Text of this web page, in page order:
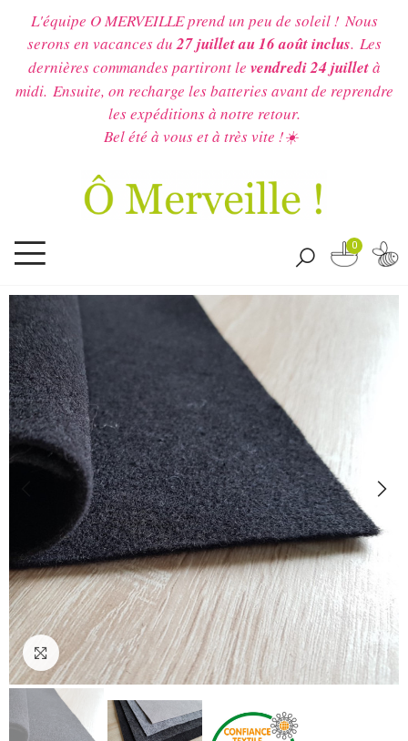
L'équipe O MERVEILLE prend un peu de soleil ! Nous
serons en vacances du27 juillet au 16 août inclus. Les
dernières commandes partiront le vendredi 24 juilletà
midi. Ensuite, on recharge les batteries avant de reprendre
les expéditions à notre retour.
Bel été à vous et à très vite !☀️
0
Cliquez pour agrandir